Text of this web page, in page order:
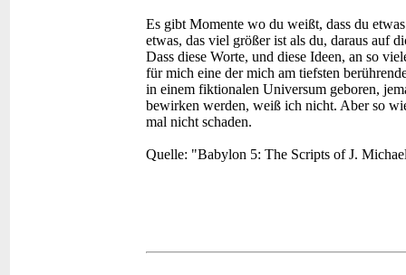
Es gibt Momente wo du weißt, dass du
etwas, das viel größer ist als du, daraus auf
Dass diese Worte, und diese Ideen, an so
für mich eine der mich am tiefsten
in einem fiktionalen Universum geboren,
bewirken werden, weiß ich nicht. Aber so
mal nicht schaden.
Quelle: "Babylon 5: The Scripts of J.